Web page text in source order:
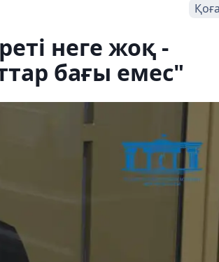
неге жоқ -
бағы емес"